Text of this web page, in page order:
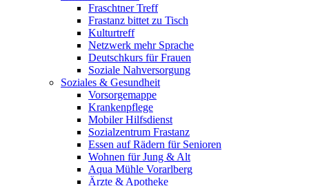
Fraschtner Treff
Frastanz bittet zu Tisch
Kulturtreff
Netzwerk mehr Sprache
Deutschkurs für Frauen
Soziale Nahversorgung
Soziales & Gesundheit
Vorsorgemappe
Krankenpflege
Mobiler Hilfsdienst
Sozialzentrum Frastanz
Essen auf Rädern für Senioren
Wohnen für Jung & Alt
Aqua Mühle Vorarlberg
Ärzte & Apotheke